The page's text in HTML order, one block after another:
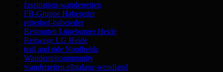
faszination-wanderreiten
FB-Gruppe Habereder
reiterhof-habereder
Reitrouten Lüneburger Heide
Reitwege LG Heide
trail and ride Nordheide
Wanderreitcommunity
wanderreiten.elbtalaue-wendland